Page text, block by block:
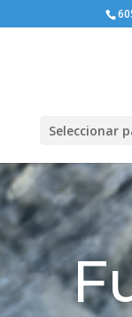
Seleccionar